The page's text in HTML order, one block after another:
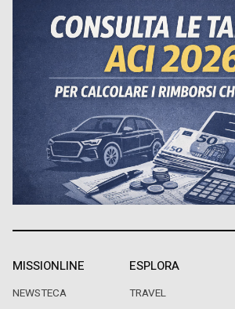
MISSIONLINE
NEWSTECA
ESPLORA
TRAVEL